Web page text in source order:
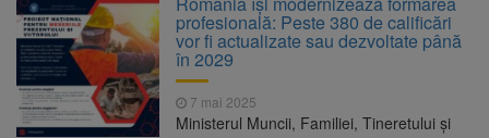
Nivelul Dunării a început să crească
8 august 2026
Asociația Română pentru
Iluminat cere reducerea luminii pe timpul
nopții, nu oprirea iluminatului public
7 august 2026
Trafic blocat pe DN1E Brașov
– Poiana Brașov după un accident. Două
profesională: Peste 380 de calificări
vor fi actualizate sau dezvoltate până
în 2029
7 mai 2025
Ministerul Muncii, Familiei, Tineretului și